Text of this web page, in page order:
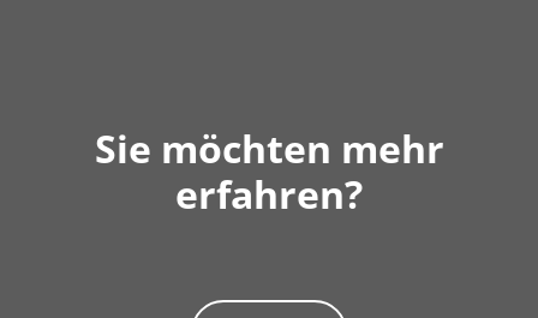
Sie möchten mehr
erfahren?